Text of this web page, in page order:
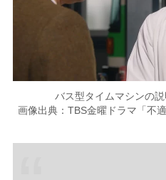
バス型タイムマシンの
画像出典：TBS金曜ドラマ「不